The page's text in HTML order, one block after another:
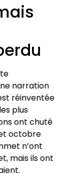
narration
réinventée
plus
ont chuté
octobre
n’ont
mais ils ont